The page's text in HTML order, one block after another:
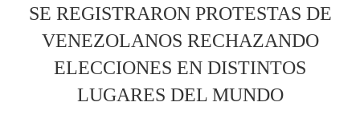
SE REGISTRARON PROTESTAS DE
VENEZOLANOS RECHAZANDO
ELECCIONES EN DISTINTOS
LUGARES DEL MUNDO